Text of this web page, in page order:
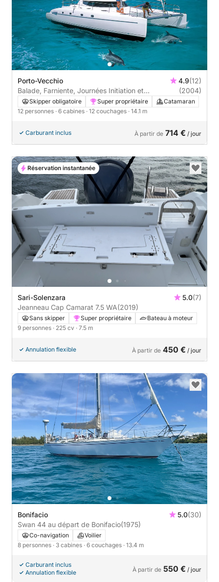
Porto-Vecchio 4.9(12)
Balade, Farniente, Journées Initiation et
découverte Voile
(2004)
Skipper obligatoire Super propriétaire
Catamaran
12 personnes · 6 cabines · 12 couchages · 14.1 m
Carburant inclus À partir de 714 € / jour
Sari-Solenzara 5.0(7)
Jeanneau Cap Camarat 7.5 WA(2019)
Sans skipper Super propriétaire
Bateau à moteur
9 personnes · 225 cv · 7.5 m
Annulation flexible À partir de 450 € / jour
Réservation instantanée
Bonifacio 5.0(30)
Swan 44 au départ de Bonifacio(1975)
Co-navigation
Voilier
8 personnes · 3 cabines · 6 couchages · 13.4 m
Carburant inclus
Annulation flexible
À partir de 550 € / jour